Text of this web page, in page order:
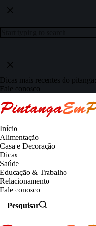
Dicas mais recentes do pitanga:
Fale conosco
Início
Alimentação
Casa e Decoração
Dicas
Saúde
Educação & Trabalho
Relacionamento
Fale conosco
Pesquisar